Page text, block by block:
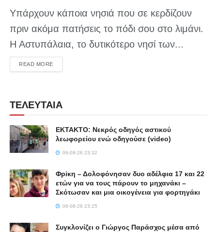
Υπάρχουν κάποια νησιά που σε κερδίζουν
πριν ακόμα πατήσεις το πόδι σου στο λιμάνι.
Η Αστυπάλαια, το δυτικότερο νησί των...
READ MOREDETAILS
ΤΕΛΕΥΤΑΙΑ
ΕΚΤΑΚΤΟ: Νεκρός οδηγός αστικού
λεωφορείου ενώ οδηγούσε (video)
06-08-26 23:32
Φpiκη – Δολοφόνησαν δυο αδέλφια 17 και 22
ετών για να τους πάρουν το μηχανάκι –
Σκότωσαν και μια οικογένεια για φορτηγάκι
06-08-26 23:25
Συγκλονίζει ο Γιώργος Παράσχος μέσα από